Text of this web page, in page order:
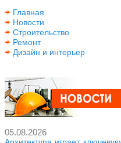
Главная
Новости
Строительство
Ремонт
Дизайн и интерьер
05.08.2026